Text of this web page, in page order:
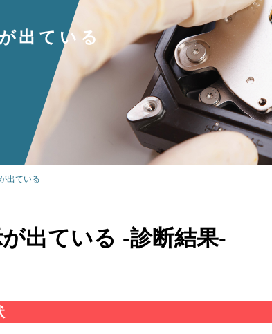
出ている
出ている
出ている -診断結果-